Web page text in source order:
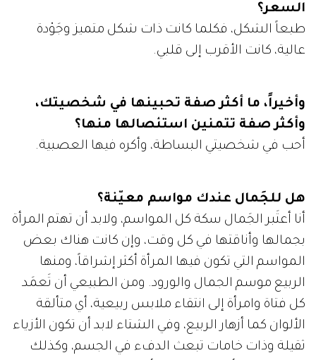
السعر؟
طبعاً الشكل، فكلما كانت ذات شكل متميز وجَوْدة
عالية، كانت الأقرب إلى قلبي.
وأخيراً، ما أكثر صفة تحبينها في شخصيتك،
وأكثر صفة تتمنين استئصالها منها؟
أحب في شخصيتي البساطة، وأكره فيها العصبية.
هل للجَمال عندك مواسم معيّنة؟
أنا أعتَبر الجَمال سكة كل المواسم، ولابد أن تهتم المرأة
بجمالها وأناقتها في كل وقت، وإن كانت هناك بعض
المواسم التي تكون فيها المرأة أكثر إشراقاً، ومنها
الربيع موسم الجمال والورود. ومن الطبيعي أن تَعمَد
كل فتاة وامرأة إلى انتقاء ملابس ربيعية، أي متألقة
الألوان كما أزهار الربيع، وفي الشتاء لابد أن تكون الأزياء
ثقيلة وذات خامات تبعث الدفء في الجسم، وكذلك